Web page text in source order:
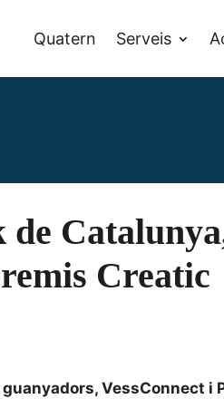
Quatern Serveis
Creatic
VessConnect i